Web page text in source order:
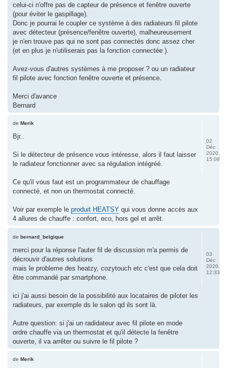
celui-ci n'offre pas de capteur de présence et fenêtre ouverte
(pour éviter le gaspillage).
Donc je pourrai le coupler ce système à des radiateurs fil pilote
avec détecteur (présence/fenêtre ouverte), malheureusement
je n'en trouve pas qui ne sont pas connectés donc assez cher
(et en plus je n'utiliserais pas la fonction connectée ).
Avez-vous d'autres systèmes à me proposer ? ou un radiateur
fil pilote avec fonction fenêtre ouverte et présence.
Merci d'avance
Bernard
de Merik
Bjr..
Si le détecteur de présence vous intéresse, alors il faut laisser
le radiateur fonctionner avec sa régulation intégréé.
Ce qu'il vous faut est un programmateur de chauffage
connecté, et non un thermostat connecté.
Voir par exemple le produit HEATSY qui vous donne accès aux
4 allures de chauffe : confort, eco, hors gel et arrêt.
02
Déc
2020,
15:08
de bernard_belgique
merci pour la réponse l'auter fil de discussion m'a permis de
décrouvir d'autres solutions
mais le probleme des heatzy, cozytouch etc c'est que cela doit
être commandé par smartphone.
ici j'ai aussi besoin de la possibilité aux locataires de piloter les
radiateurs, par exemple ds le salon qd ils sont là.
Autre question: si j'ai un radidateur avec fil pilote en mode
ordre chauffe via un thermostat et qu'il détecte la fenêtre
ouverte, il va arrêter ou suivre le fil pilote ?
03
Déc
2020,
12:33
de Merik